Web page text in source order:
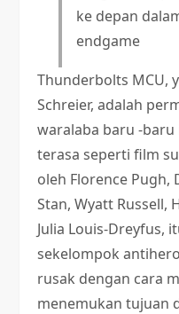
ke depan
endgame
Thunderbolts MCU,
Schreier, adalah
waralaba baru -baru
terasa seperti film
oleh Florence Pugh,
Stan, Wyatt Russell,
Julia Louis-Dreyfus,
sekelompok
rusak dengan cara
menemukan tujuan